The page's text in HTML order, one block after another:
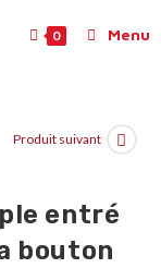
0 Menu
Produit suivant
entré
bouton